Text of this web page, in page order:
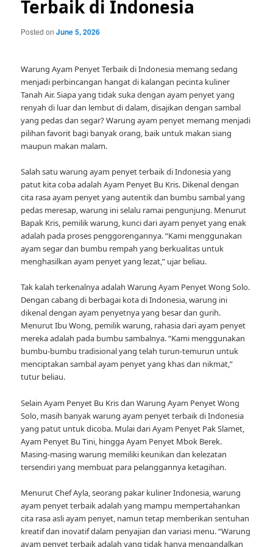
Terbaik di Indonesia
Posted onJune 5, 2026
Warung Ayam Penyet Terbaik di Indonesia memang sedang
menjadi perbincangan hangat di kalangan pecinta kuliner
Tanah Air. Siapa yang tidak suka dengan ayam penyet yang
renyah di luar dan lembut di dalam, disajikan dengan sambal
yang pedas dan segar? Warung ayam penyet memang menjadi
pilihan favorit bagi banyak orang, baik untuk makan siang
maupun makan malam.
Salah satu warung ayam penyet terbaik di Indonesia yang
patut kita coba adalah Ayam Penyet Bu Kris. Dikenal dengan
cita rasa ayam penyet yang autentik dan bumbu sambal yang
pedas meresap, warung ini selalu ramai pengunjung. Menurut
Bapak Kris, pemilik warung, kunci dari ayam penyet yang enak
adalah pada proses penggorengannya. “Kami menggunakan
ayam segar dan bumbu rempah yang berkualitas untuk
menghasilkan ayam penyet yang lezat,” ujar beliau.
Tak kalah terkenalnya adalah Warung Ayam Penyet Wong Solo.
Dengan cabang di berbagai kota di Indonesia, warung ini
dikenal dengan ayam penyetnya yang besar dan gurih.
Menurut Ibu Wong, pemilik warung, rahasia dari ayam penyet
mereka adalah pada bumbu sambalnya. “Kami menggunakan
bumbu-bumbu tradisional yang telah turun-temurun untuk
menciptakan sambal ayam penyet yang khas dan nikmat,”
tutur beliau.
Selain Ayam Penyet Bu Kris dan Warung Ayam Penyet Wong
Solo, masih banyak warung ayam penyet terbaik di Indonesia
yang patut untuk dicoba. Mulai dari Ayam Penyet Pak Slamet,
Ayam Penyet Bu Tini, hingga Ayam Penyet Mbok Berek.
Masing-masing warung memiliki keunikan dan kelezatan
tersendiri yang membuat para pelanggannya ketagihan.
Menurut Chef Ayla, seorang pakar kuliner Indonesia, warung
ayam penyet terbaik adalah yang mampu mempertahankan
cita rasa asli ayam penyet, namun tetap memberikan sentuhan
kreatif dan inovatif dalam penyajian dan variasi menu. “Warung
ayam penyet terbaik adalah yang tidak hanya mengandalkan